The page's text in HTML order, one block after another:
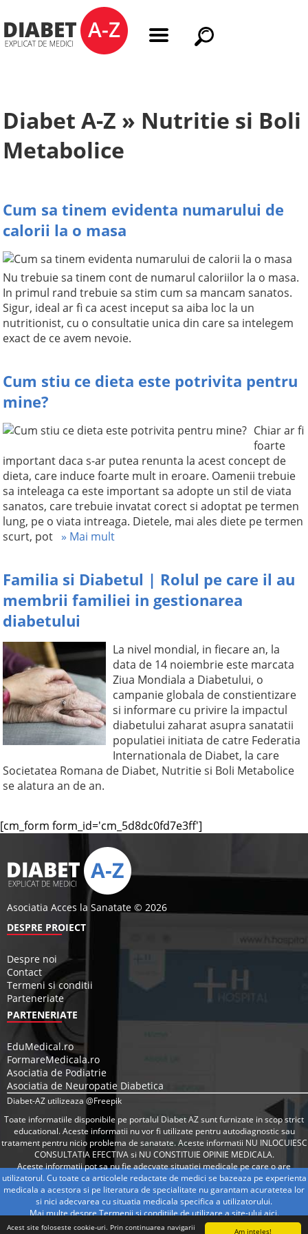
Am inteles!
Acest site foloseste cookie-uri. Prin continuarea navigarii
Diabet A-Z » Nutritie si Boli
Metabolice
Cum sa tinem evidenta numarului de
calorii la o masa
Nu trebuie sa tinem cont de numarul caloriilor la o masa.
In primul rand trebuie sa stim cum sa mancam sanatos.
Sigur, ideal ar fi ca acest inceput sa aiba loc la un
nutritionist, cu o consultatie unica din care sa intelegem
exact de ce avem nevoie.
Cum stiu ce dieta este potrivita pentru
mine?
Chiar ar fi
foarte
important daca s-ar putea renunta la acest concept de
dieta, care induce foarte mult in eroare. Oamenii trebuie
sa inteleaga ca este important sa adopte un stil de viata
sanatos, care trebuie invatat corect si adoptat pe termen
lung, pe o viata intreaga. Dietele, mai ales diete pe termen
scurt, pot » Mai mult
Familia si Diabetul | Rolul pe care il au
membrii familiei in gestionarea
diabetului
La nivel mondial, in fiecare an, la
data de 14 noiembrie este marcata
Ziua Mondiala a Diabetului, o
campanie globala de constientizare
si informare cu privire la impactul
diabetului zaharat asupra sanatatii
populatiei initiata de catre Federatia
Internationala de Diabet, la care
Societatea Romana de Diabet, Nutritie si Boli Metabolice
se alatura an de an.
[cm_form form_id='cm_5d8dc0fd7e3ff']
Asociatia Acces la Sanatate © 2026
DESPRE PROIECT
Despre noi
Contact
Termeni si conditii
Parteneriate
PARTENERIATE
EduMedical.ro
FormareMedicala.ro
Asociatia de Podiatrie
Asociatia de Neuropatie Diabetica
Diabet-AZ utilizeaza @Freepik
Toate informatiile disponibile pe portalul Diabet AZ sunt furnizate in scop strict
educational. Aceste informatii nu vor fi utilizate pentru autodiagnostic sau
tratament pentru nicio problema de sanatate. Aceste informatii NU INLOCUIESC
CONSULTATIA EFECTIVA si NU CONSTITUIE OPINIE MEDICALA.
Aceste informatii pot sa nu fie adecvate situatiei medicale pe care o are
utilizatorul. Cu toate ca articolele redactate de medici se bazeaza pe experienta
medicala a acestora si pe literatura de specialitate nu garantam acuratetea lor
si nici adecvarea cu situatia medicala specifica a utilizatorului.
Mai multe despre Termenii si conditiile de utilizare a site-uluiaici.